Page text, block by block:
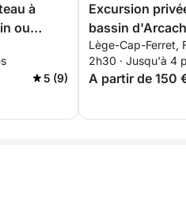
à
ou
5 (9)
Excursion
bassin
aux oiseaux,
Ferret)
Lège-Cap-Ferret,
2h30 · Jusqu'à 4
A partir de 150